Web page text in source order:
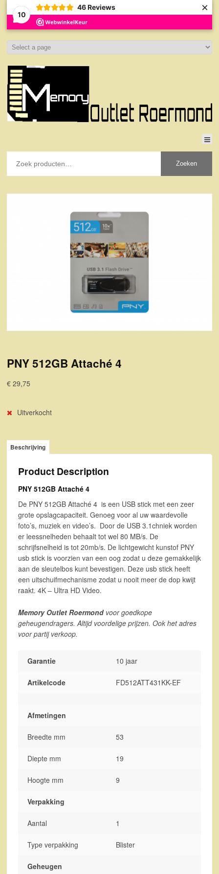
10
46 Reviews ×
Zoeken
PNY 512GB Attaché 4
€ 29,75
Uitverkocht
Beschrijving
Product Description
PNY 512GB Attaché 4
De PNY 512GB Attaché 4 is een USB stick met een zeer
grote opslagcapaciteit. Genoeg voor al uw waardevolle
foto’s, muziek en video’s. Door de USB 3.1chniek worden
er leessnelheden behaalt tot wel 80 MB/s. De
schrijfsnelheid is tot 20mb/s. De lichtgewicht kunstof PNY
usb stick is voorzien van een oog zodat u deze gemakkelijk
aan de sleutelbos kunt bevestigen. Deze usb stick heeft
een uitschuifmechanisme zodat u nooit meer de dop kwijt
raakt. 4K – Ultra HD Video.
Memory Outlet Roermondvoor goedkope
geheugendragers. Altijd voordelige prijzen. Ook het adres
voor partij verkoop.
Garantie 10 jaar
Artikelcode FD512ATT431KK-EF
Afmetingen
Breedte mm 53
Diepte mm 19
Hoogte mm 9
Verpakking
Aantal 1
Type verpakking Blister
Geheugen